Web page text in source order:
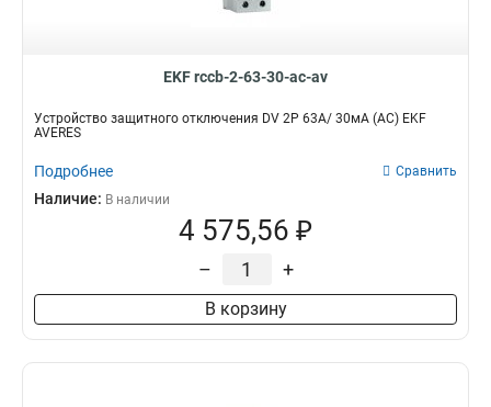
EKF rccb-2-63-30-ac-av
Устройство защитного отключения DV 2P 63А/ 30мА (AC) EKF
AVERES
Подробнее Сравнить
Наличие: В наличии
4 575,56 ₽
– +
В корзину